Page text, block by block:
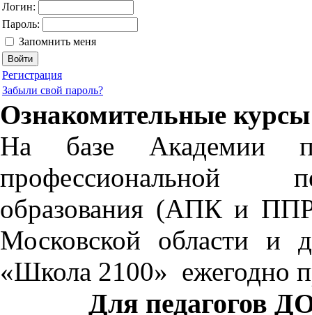
Логин:
Пароль:
Запомнить меня
Регистрация
Забыли свой пароль?
Ознакомительные
На базе Академии
профессиональной
образования (АПК и
Московской области и
«Школа 2100» ежегодно
Для педагогов